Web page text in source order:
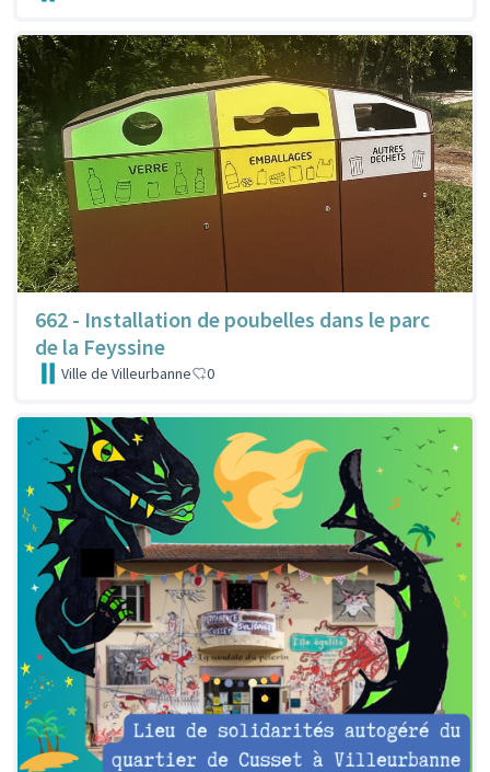
662 - Installation de poubelles dans le parc
de la Feyssine
Ville de Villeurbanne 0